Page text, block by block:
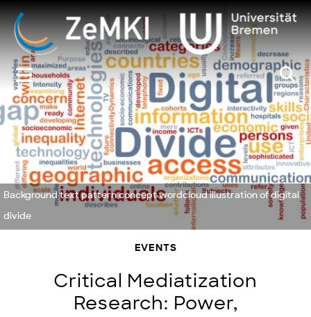
Zum
Inhalt
springen
Background text pattern concept wordcloud illustration of digital
divide
EVENTS
Critical Mediatization
Research: Power,